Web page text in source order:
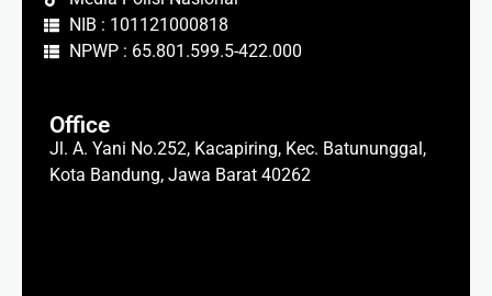
NIB : 101121000818
NPWP : 65.801.599.5-422.000
Office
Jl. A. Yani No.252, Kacapiring, Kec. Batununggal,
Kota Bandung, Jawa Barat 40262